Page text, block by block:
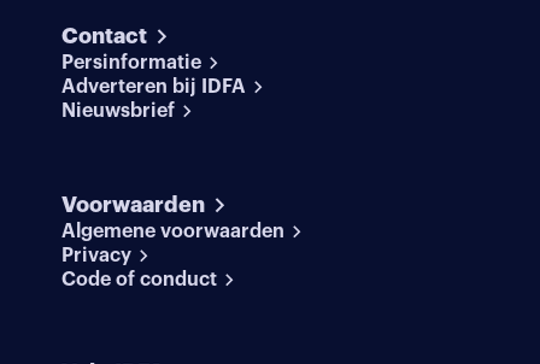
Contact
Persinformatie
Adverteren bij IDFA
Nieuwsbrief
Voorwaarden
Algemene voorwaarden
Privacy
Code of conduct